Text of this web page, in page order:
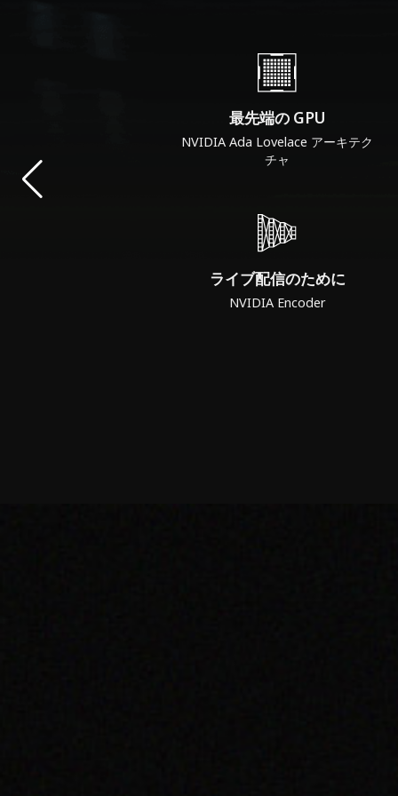
最先端の GPU
NVIDIA Ada Lovelace アーキテク
チャ
ライブ配信のために
NVIDIA Encoder